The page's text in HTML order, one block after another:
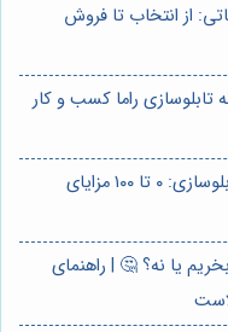
از انتخاب تا فروش
تابلوسازی راما کسب و کار
راهنمای جامع ⭐️ راهنمای جامع تابلوسازی: ۰ تا ۱۰۰ مزایای
یا نه؟ 🤔 | راهنمای